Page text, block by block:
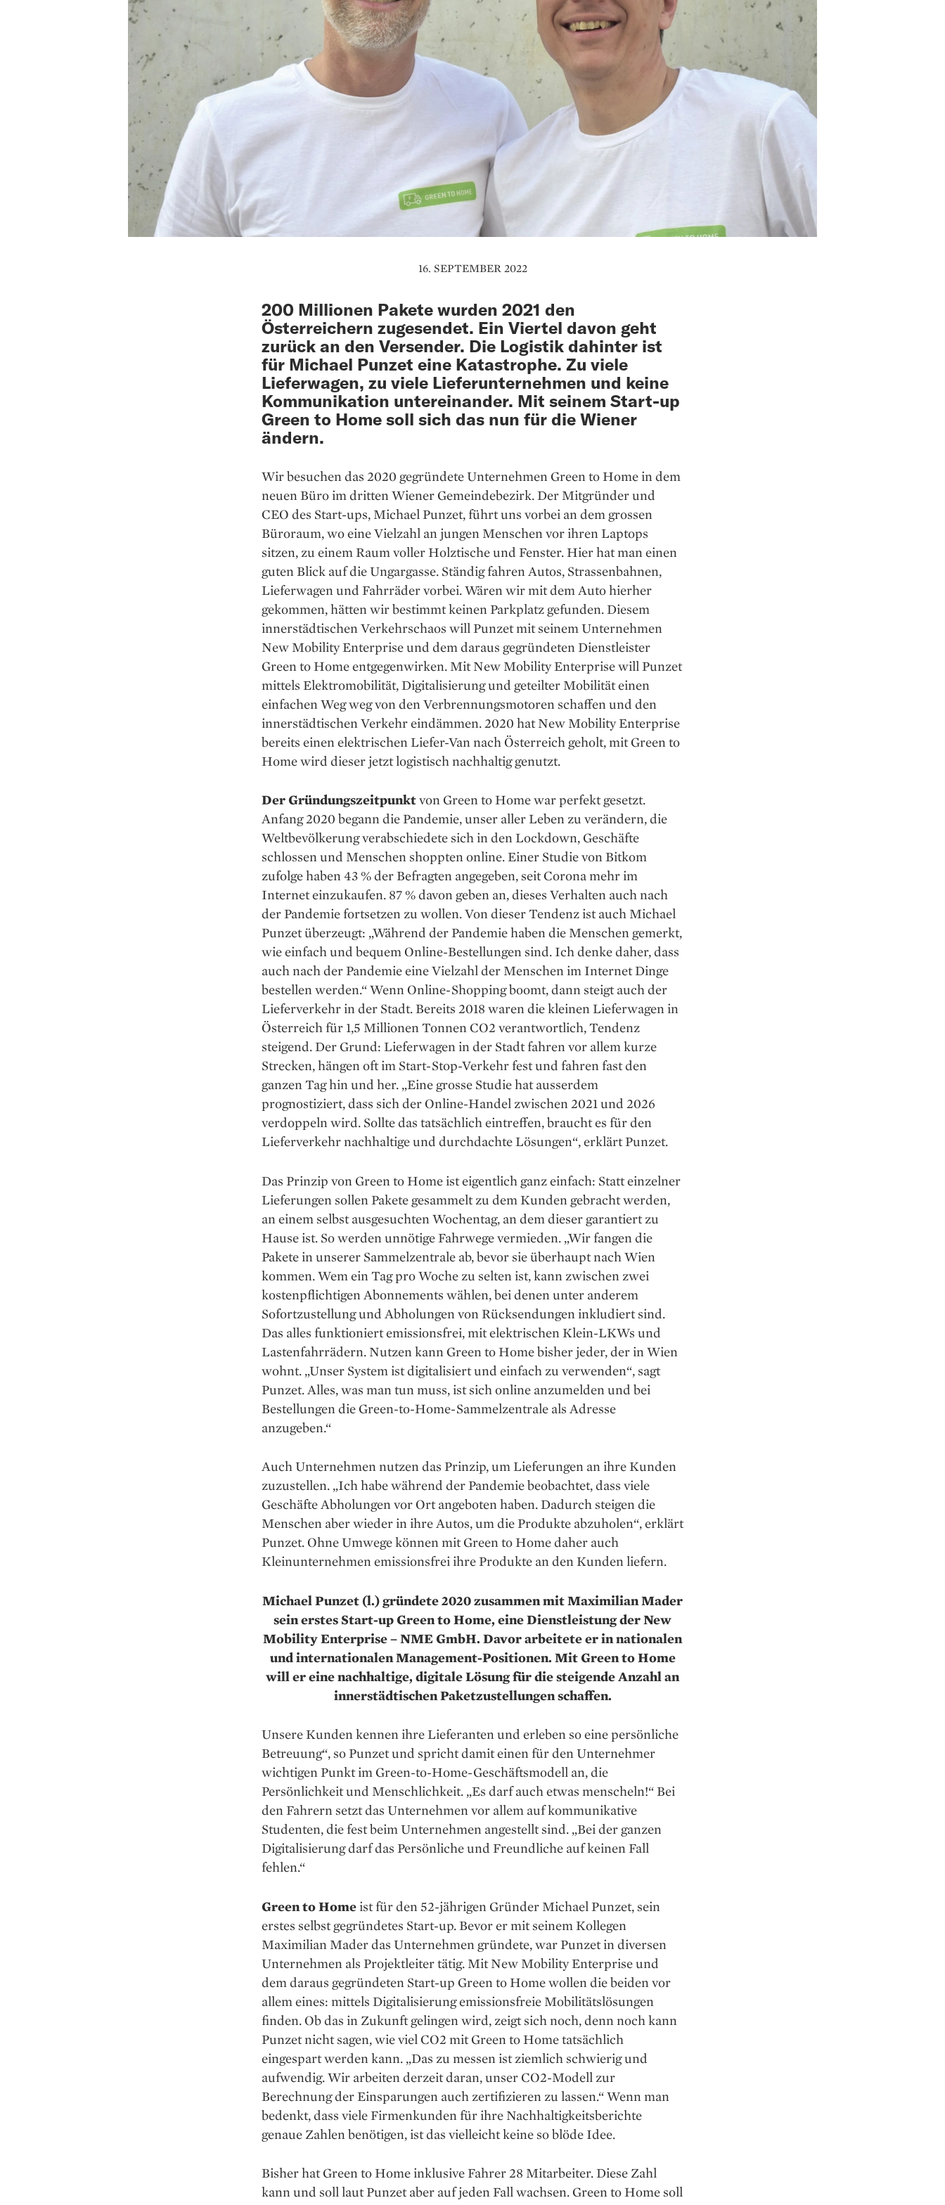
16. SEPTEMBER 2022
200 Millionen Pakete wurden 2021 den
Österreichern zugesendet. Ein Viertel davon geht
zurück an den Versender. Die Logistik dahinter ist
für Michael Punzet eine Katastrophe. Zu viele
Lieferwagen, zu viele Lieferunternehmen und keine
Kommunikation untereinander. Mit seinem Start-up
Green to Home soll sich das nun für die Wiener
ändern.
Wir besuchen das 2020 gegründete Unternehmen Green to Home in dem
neuen Büro im dritten Wiener Gemeindebezirk. Der Mitgründer und
CEO des Start-ups, Michael Punzet, führt uns vorbei an dem grossen
Büroraum, wo eine Vielzahl an jungen Menschen vor ihren Laptops
sitzen, zu einem Raum voller Holztische und Fenster. Hier hat man einen
guten Blick auf die Ungargasse. Ständig fahren Autos, Strassenbahnen,
Lieferwagen und Fahrräder vorbei. Wären wir mit dem Auto hierher
gekommen, hätten wir bestimmt keinen Parkplatz gefunden. Diesem
innerstädtischen Verkehrschaos will Punzet mit seinem Unternehmen
New Mobility Enterprise und dem daraus gegründeten Dienstleister
Green to Home entgegenwirken. Mit New Mobility Enterprise will Punzet
mittels Elektromobilität, Digitalisierung und geteilter Mobilität einen
einfachen Weg weg von den Verbrennungsmotoren schaffen und den
innerstädtischen Verkehr eindämmen. 2020 hat New Mobility Enterprise
bereits einen elektrischen Liefer-Van nach Österreich geholt, mit Green to
Home wird dieser jetzt logistisch nachhaltig genutzt.
Der Gründungszeitpunktvon Green to Home war perfekt gesetzt.
Anfang 2020 begann die Pandemie, unser aller Leben zu verändern, die
Weltbevölkerung verabschiedete sich in den Lockdown, Geschäfte
schlossen und Menschen shoppten online. Einer Studie von Bitkom
zufolge haben 43 % der Befragten angegeben, seit Corona mehr im
Internet einzukaufen. 87 % davon geben an, dieses Verhalten auch nach
der Pandemie fortsetzen zu wollen. Von dieser Tendenz ist auch Michael
Punzet überzeugt: „Während der Pandemie haben die Menschen gemerkt,
wie einfach und bequem Online-Bestellungen sind. Ich denke daher, dass
auch nach der Pandemie eine Vielzahl der Menschen im Internet Dinge
bestellen werden.“ Wenn Online-Shopping boomt, dann steigt auch der
Lieferverkehr in der Stadt. Bereits 2018 waren die kleinen Lieferwagen in
Österreich für 1,5 Millionen Tonnen CO2 verantwortlich, Tendenz
steigend. Der Grund: Lieferwagen in der Stadt fahren vor allem kurze
Strecken, hängen oft im Start-Stop-Verkehr fest und fahren fast den
ganzen Tag hin und her. „Eine grosse Studie hat ausserdem
prognostiziert, dass sich der Online-Handel zwischen 2021 und 2026
verdoppeln wird. Sollte das tatsächlich eintreffen, braucht es für den
Lieferverkehr nachhaltige und durchdachte Lösungen“, erklärt Punzet.
Das Prinzip von Green to Home ist eigentlich ganz einfach: Statt einzelner
Lieferungen sollen Pakete gesammelt zu dem Kunden gebracht werden,
an einem selbst ausgesuchten Wochentag, an dem dieser garantiert zu
Hause ist. So werden unnötige Fahrwege vermieden. „Wir fangen die
Pakete in unserer Sammelzentrale ab, bevor sie überhaupt nach Wien
kommen. Wem ein Tag pro Woche zu selten ist, kann zwischen zwei
kostenpflichtigen Abonnements wählen, bei denen unter anderem
Sofortzustellung und Abholungen von Rücksendungen inkludiert sind.
Das alles funktioniert emissionsfrei, mit elektrischen Klein-LKWs und
Lastenfahrrädern. Nutzen kann Green to Home bisher jeder, der in Wien
wohnt. „Unser System ist digitalisiert und einfach zu verwenden“, sagt
Punzet. Alles, was man tun muss, ist sich online anzumelden und bei
Bestellungen die Green-to-Home-Sammelzentrale als Adresse
anzugeben.“
Auch Unternehmen nutzen das Prinzip, um Lieferungen an ihre Kunden
zuzustellen. „Ich habe während der Pandemie beobachtet, dass viele
Geschäfte Abholungen vor Ort angeboten haben. Dadurch steigen die
Menschen aber wieder in ihre Autos, um die Produkte abzuholen“, erklärt
Punzet. Ohne Umwege können mit Green to Home daher auch
Kleinunternehmen emissionsfrei ihre Produkte an den Kunden liefern.
Michael Punzet (l.) gründete 2020 zusammen mit Maximilian Mader
sein erstes Start-up Green to Home, eine Dienstleistung der New
Mobility Enterprise – NME GmbH. Davor arbeitete er in nationalen
und internationalen Management-Positionen. Mit Green to Home
will er eine nachhaltige, digitale Lösung für die steigende Anzahl an
innerstädtischen Paketzustellungen schaffen.
Unsere Kunden kennen ihre Lieferanten und erleben so eine persönliche
Betreuung“, so Punzet und spricht damit einen für den Unternehmer
wichtigen Punkt im Green-to-Home-Geschäftsmodell an, die
Persönlichkeit und Menschlichkeit. „Es darf auch etwas menscheln!“ Bei
den Fahrern setzt das Unternehmen vor allem auf kommunikative
Studenten, die fest beim Unternehmen angestellt sind. „Bei der ganzen
Digitalisierung darf das Persönliche und Freundliche auf keinen Fall
fehlen.“
Green to Home ist für den 52-jährigen Gründer Michael Punzet, sein
erstes selbst gegründetes Start-up. Bevor er mit seinem Kollegen
Maximilian Mader das Unternehmen gründete, war Punzet in diversen
Unternehmen als Projektleiter tätig. Mit New Mobility Enterprise und
dem daraus gegründeten Start-up Green to Home wollen die beiden vor
allem eines: mittels Digitalisierung emissionsfreie Mobilitätslösungen
finden. Ob das in Zukunft gelingen wird, zeigt sich noch, denn noch kann
Punzet nicht sagen, wie viel CO2 mit Green to Home tatsächlich
eingespart werden kann. „Das zu messen ist ziemlich schwierig und
aufwendig. Wir arbeiten derzeit daran, unser CO2-Modell zur
Berechnung der Einsparungen auch zertifizieren zu lassen.“ Wenn man
bedenkt, dass viele Firmenkunden für ihre Nachhaltigkeitsberichte
genaue Zahlen benötigen, ist das vielleicht keine so blöde Idee.
Bisher hat Green to Home inklusive Fahrer 28 Mitarbeiter. Diese Zahl
kann und soll laut Punzet aber auf jeden Fall wachsen. Green to Home soll